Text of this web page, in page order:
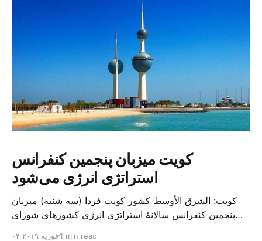
کویت میزبان پنجمین کنفرانس
استراتژی انرژی می‌شود
کویت: الشرق الأوسط کشور کویت فردا (سه شنبه) میزبان
پنجمین کنفرانس سالانهٔ استراتژی انرژی کشورهای شورای
۰۴ فوریه ۲۰۱۹1 min read